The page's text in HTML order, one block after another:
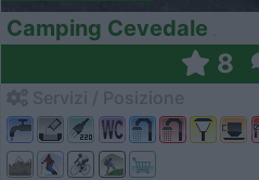
Camping Cevedale
8